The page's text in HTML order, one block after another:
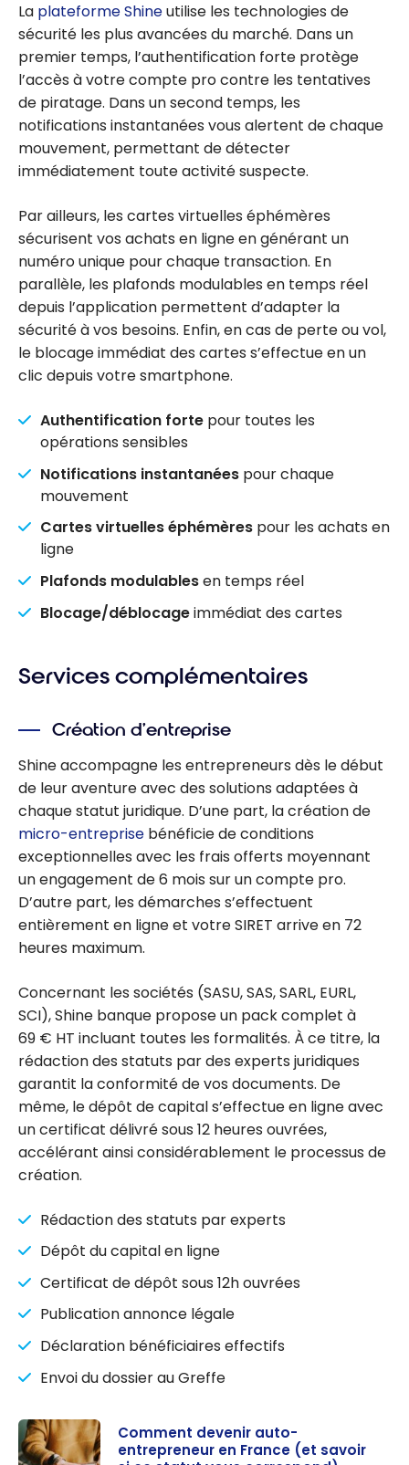
La plateforme Shineutilise les technologies de
sécurité les plus avancées du marché. Dans un
premier temps, l’authentification forte protège
l’accès à votre compte pro contre les tentatives
de piratage. Dans un second temps, les
notifications instantanées vous alertent de chaque
mouvement, permettant de détecter
immédiatement toute activité suspecte.
Par ailleurs, les cartes virtuelles éphémères
sécurisent vos achats en ligne en générant un
numéro unique pour chaque transaction. En
parallèle, les plafonds modulables en temps réel
depuis l’application permettent d’adapter la
sécurité à vos besoins. Enfin, en cas de perte ou vol,
le blocage immédiat des cartes s’effectue en un
clic depuis votre smartphone.
Authentification forte pour toutes les
opérations sensibles
Notifications instantanées pour chaque
mouvement
Cartes virtuelles éphémères pour les achats en
ligne
Plafonds modulablesen temps réel
Blocage/déblocageimmédiat des cartes
Services complémentaires
Création d’entreprise
Shine accompagne les entrepreneurs dès le début
de leur aventure avec des solutions adaptées à
chaque statut juridique. D’une part, la création de
micro-entreprise bénéficie de conditions
exceptionnelles avec les frais offerts moyennant
un engagement de 6 mois sur un compte pro.
D’autre part, les démarches s’effectuent
entièrement en ligne et votre SIRET arrive en 72
heures maximum.
Concernant les sociétés (SASU, SAS, SARL, EURL,
SCI), Shine banque propose un pack complet à
69 € HT incluant toutes les formalités. À ce titre, la
rédaction des statuts par des experts juridiques
garantit la conformité de vos documents. De
même, le dépôt de capital s’effectue en ligne avec
un certificat délivré sous 12 heures ouvrées,
accélérant ainsi considérablement le processus de
création.
Rédaction des statuts par experts
Dépôt du capital en ligne
Certificat de dépôt sous 12h ouvrées
Publication annonce légale
Déclaration bénéficiaires effectifs
Envoi du dossier au Greffe
Comment devenir auto-
entrepreneur en France (et savoir